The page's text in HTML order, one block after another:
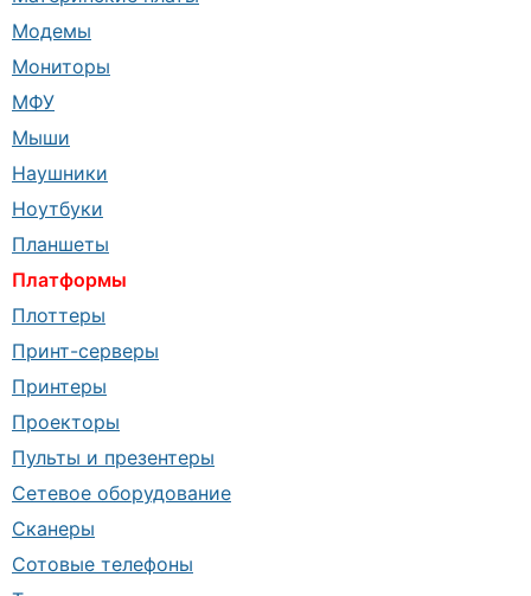
Модемы
Мониторы
МФУ
Мыши
Наушники
Ноутбуки
Планшеты
Платформы
Плоттеры
Принт-серверы
Принтеры
Проекторы
Пульты и презентеры
Сетевое оборудование
Сканеры
Сотовые телефоны